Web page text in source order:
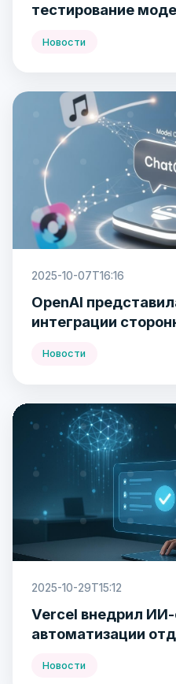
тестирование
Новости
2025-10-07T16:16
OpenAI
интеграции
Новости
2025-10-29T15:12
Vercel внедрил
автоматизации
Новости